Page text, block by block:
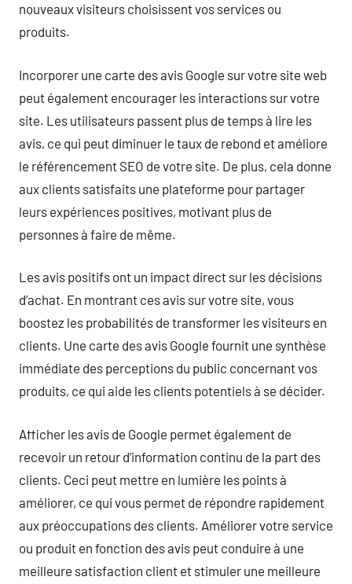
nouveaux visiteurs choisissent vos services ou
produits.
Incorporer une carte des avis Google sur votre site web
peut également encourager les interactions sur votre
site. Les utilisateurs passent plus de temps à lire les
avis, ce qui peut diminuer le taux de rebond et améliore
le référencement SEO de votre site. De plus, cela donne
aux clients satisfaits une plateforme pour partager
leurs expériences positives, motivant plus de
personnes à faire de même.
Les avis positifs ont un impact direct sur les décisions
d’achat. En montrant ces avis sur votre site, vous
boostez les probabilités de transformer les visiteurs en
clients. Une carte des avis Google fournit une synthèse
immédiate des perceptions du public concernant vos
produits, ce qui aide les clients potentiels à se décider.
Afficher les avis de Google permet également de
recevoir un retour d’information continu de la part des
clients. Ceci peut mettre en lumière les points à
améliorer, ce qui vous permet de répondre rapidement
aux préoccupations des clients. Améliorer votre service
ou produit en fonction des avis peut conduire à une
meilleure satisfaction client et stimuler une meilleure